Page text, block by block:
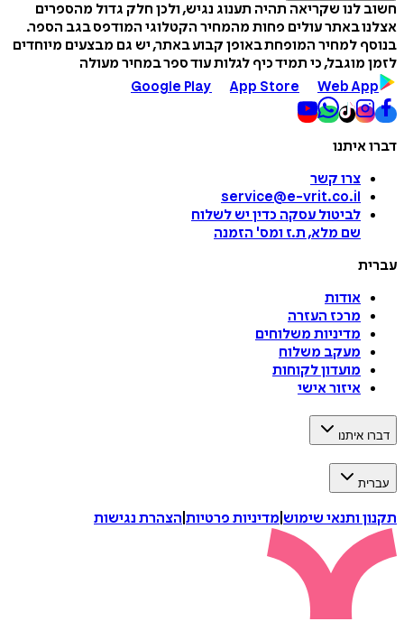
חשוב לנו שקריאה תהיה תענוג נגיש, ולכן חלק גדול מהספרים
אצלנו באתר עולים פחות מהמחיר הקטלוגי המודפס בגב הספר.
בנוסף למחיר המופחת באופן קבוע באתר, יש גם מבצעים מיוחדים
לזמן מוגבל, כי תמיד כיף לגלות עוד ספר במחיר מעולה
Google Play
App Store Web App
דברו איתנו
צרו קשר
service@e-vrit.co.il
לביטול עסקה כדין יש לשלוח
שם מלא, ת.ז ומס' הזמנה
עברית
אודות
מרכז העזרה
מדיניות משלוחים
מעקב משלוח
מועדון לקוחות
איזור אישי
דברו איתנו
עברית
תקנון ותנאי שימוש מדיניות פרטיות הצהרת נגישות